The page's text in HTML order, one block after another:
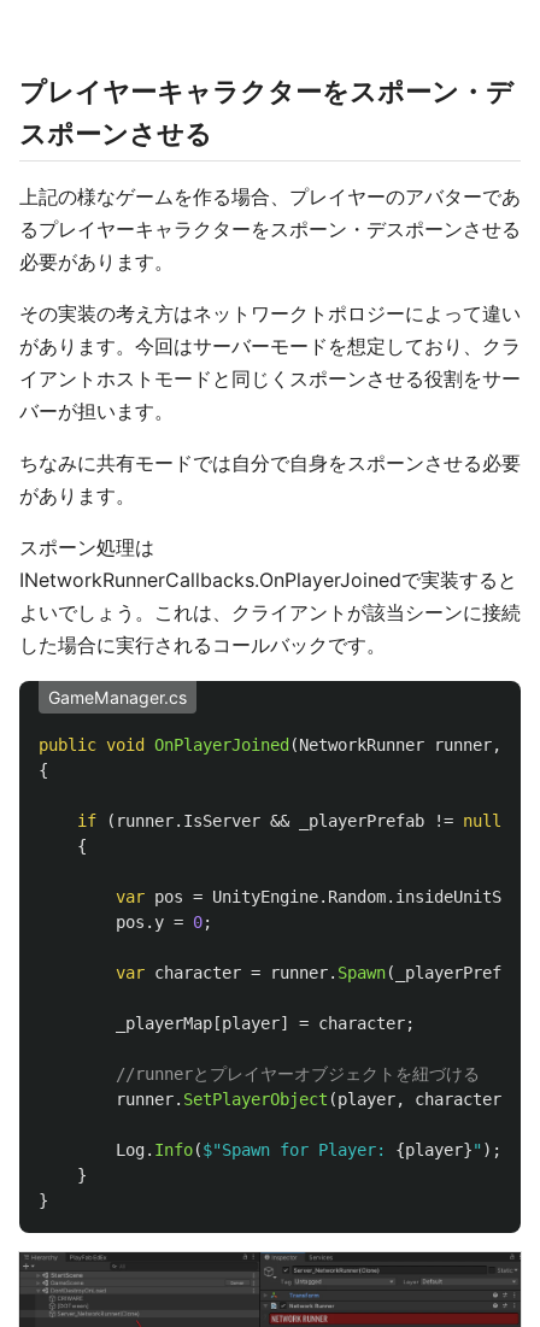
プレイヤーキャラクターをスポーン・デ
スポーンさせる
上記の様なゲームを作る場合、プレイヤーのアバターであ
るプレイヤーキャラクターをスポーン・デスポーンさせる
必要があります。
その実装の考え方はネットワークトポロジーによって違い
があります。今回はサーバーモードを想定しており、クラ
イアントホストモードと同じくスポーンさせる役割をサー
バーが担います。
ちなみに共有モードでは自分で自身をスポーンさせる必要
があります。
スポーン処理は
INetworkRunnerCallbacks.OnPlayerJoinedで実装すると
よいでしょう。これは、クライアントが該当シーンに接続
した場合に実行されるコールバックです。
GameManager.cs
public void OnPlayerJoined (NetworkRunner runner,
{
if ( runner. IsServer && _playerPrefab != null
{
var pos = UnityEngine. Random.
pos . y = 0;
var character = runner. Spawn( _playerPrefab
_playerMap [player] = character;
//runnerとプレイヤーオブジェクトを紐づける
runner. SetPlayerObject (player, character
Log. Info($"Spawn for Player: {player}" );
}
}